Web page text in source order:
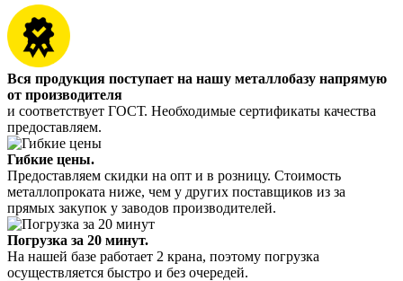
Вся продукция поступает на нашу металлобазу напрямую
от производителя
и соответствует ГОСТ. Необходимые сертификаты качества
предоставляем.
Гибкие цены.
Предоставляем скидки на опт и в розницу. Стоимость
металлопроката ниже, чем у других поставщиков из за
прямых закупок у заводов производителей.
Погрузка за 20 минут.
На нашей базе работает 2 крана, поэтому погрузка
осуществляется быстро и без очередей.